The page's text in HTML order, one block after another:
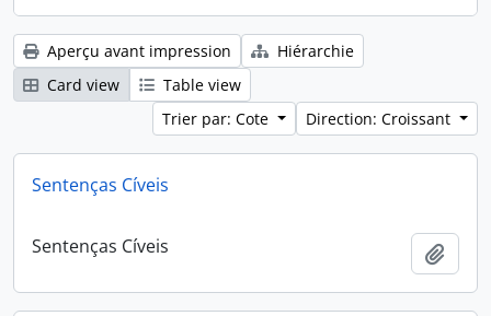
Aperçu avant impression
Hiérarchie
Card view
Table view
Trier par: Cote
Direction: Croissant
Sentenças Cíveis
Sentenças Cíveis